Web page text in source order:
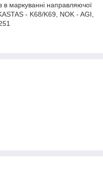
в маркуванні направляючої
- K68/K69, NOK - AGI,